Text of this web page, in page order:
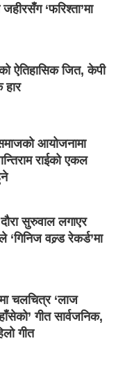
जहीरसँग ‘फरिश्ता’मा
ऐतिहासिक जित, केपी
हार
आयोजनामा
राईको एकल
सुरुवाल लगाएर
‘गिनिज वल्र्ड रेकर्ड’मा
चलचित्र ‘लाज
गीत सार्वजनिक,
गीत